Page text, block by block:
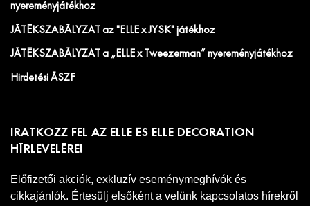
nyereményjátékhoz
JÁTÉKSZABÁLYZAT az "ELLE x JYSK" játékhoz
JÁTÉKSZABÁLYZAT a „ELLE x Tweezerman” nyereményjátékhoz
Hirdetési ÁSZF
IRATKOZZ FEL AZ ELLE ÉS ELLE DECORATION
HÍRLEVELÉRE!
Előfizetői akciók, exkluzív eseménymeghívók és
cikkajánlók. Értesülj elsőként a velünk kapcsolatos hírekről